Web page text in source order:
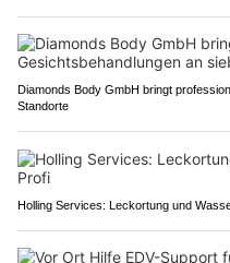
Diamonds Body GmbH bringt
Standorte
Holling Services: Leckortung und